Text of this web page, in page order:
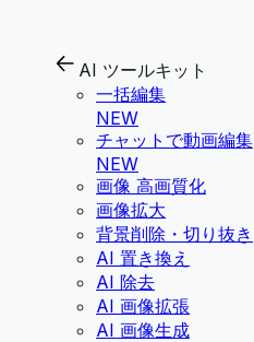
AI ツールキット
一括編集
NEW
チャットで動画編集
NEW
画像 高画質化
画像拡大
背景削除・切り抜き
AI 置き換え
AI 除去
AI 画像拡張
AI 画像生成